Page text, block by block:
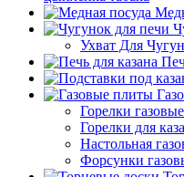
Ухват Для
Горелки
Горелки для
Настольная
Форсунки